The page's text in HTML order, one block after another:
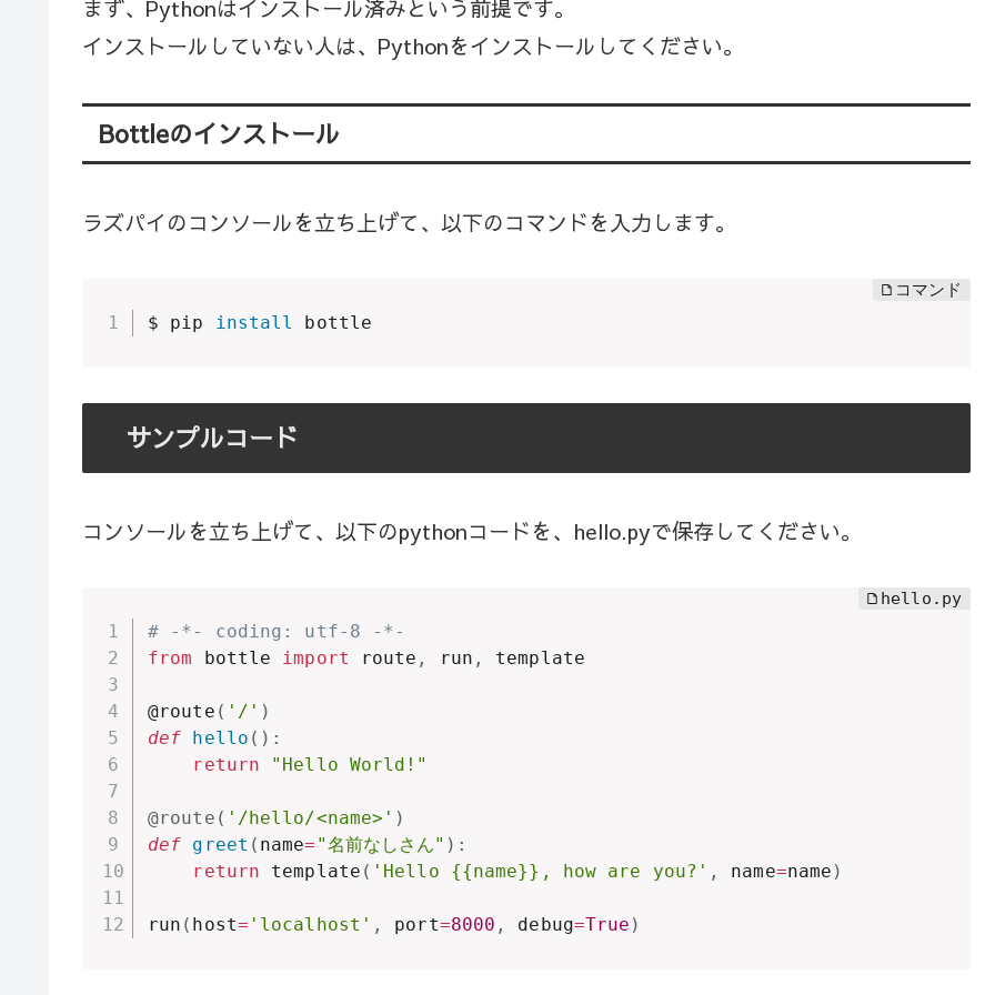
まず、Pythonはインストール済みという前提です。
インストールしていない人は、Pythonをインストールしてください。
Bottleのインストール
ラズパイのコンソールを立ち上げて、以下のコマンドを入力します。
$ pip install bottle
サンプルコード
コンソールを立ち上げて、以下のpythonコードを、hello.pyで保存してください。
# -*- coding: utf-8 -*-
from bottle import route , run , template
@route ( '/' )
def
hello ( ) :
return
"Hello World!"
@route ( '/hello/<name>' )
def greet ( name= "名前なしさん" ) :
return template ( 'Hello {{name}}, how are you?' , name=name )
run ( host= 'localhost' , port=8000 , debug=True )